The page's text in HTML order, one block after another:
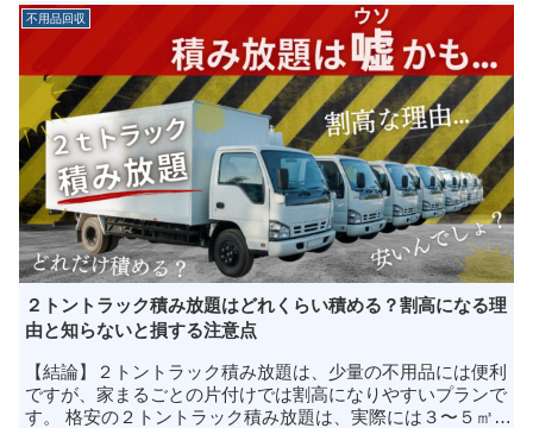
不用品回収
２トントラック積み放題はどれくらい積める？割高になる理
由と知らないと損する注意点
【結論】２トントラック積み放題は、少量の不用品には便利
ですが、家まるごとの片付けでは割高になりやすいプランで
す。 格安の２トントラック積み放題は、実際には３〜５㎥前